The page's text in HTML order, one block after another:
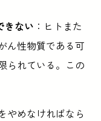
きない ：ヒトまた
ん性物質である可
られている。この
やめなければなら